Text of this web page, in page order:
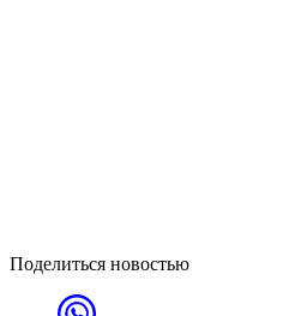
Поделиться новостью